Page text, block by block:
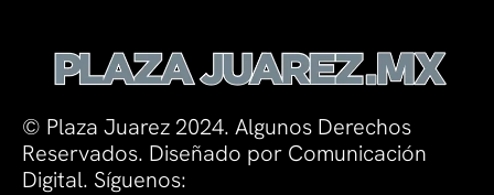
© Plaza Juarez 2024. Algunos Derechos
Reservados. Diseñado por Comunicación
Digital. Síguenos: